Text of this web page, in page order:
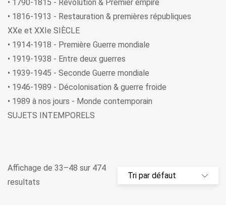
• 1790-1815 - Révolution & Premier empire
• 1816-1913 - Restauration & premières républiques
XXe et XXIe SIÈCLE
• 1914-1918 - Première Guerre mondiale
• 1919-1938 - Entre deux guerres
• 1939-1945 - Seconde Guerre mondiale
• 1946-1989 - Décolonisation & guerre froide
• 1989 à nos jours - Monde contemporain
SUJETS INTEMPORELS
Affichage de 33–48 sur 474
resultats